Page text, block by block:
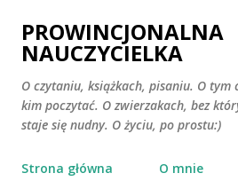
Przejdź do głównej
PROWINCJONALNA
NAUCZYCIELKA
O czytaniu, książkach, pisaniu. O tym
kim poczytać. O zwierzakach, bez
staje się nudny. O życiu, po prostu:)
Strona główna O mnie